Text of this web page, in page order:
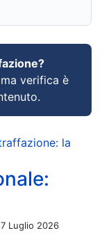
verifica è
la
Luglio 2026